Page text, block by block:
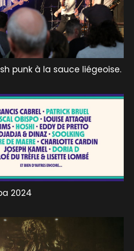
punk à la sauce liégeoise.
2024